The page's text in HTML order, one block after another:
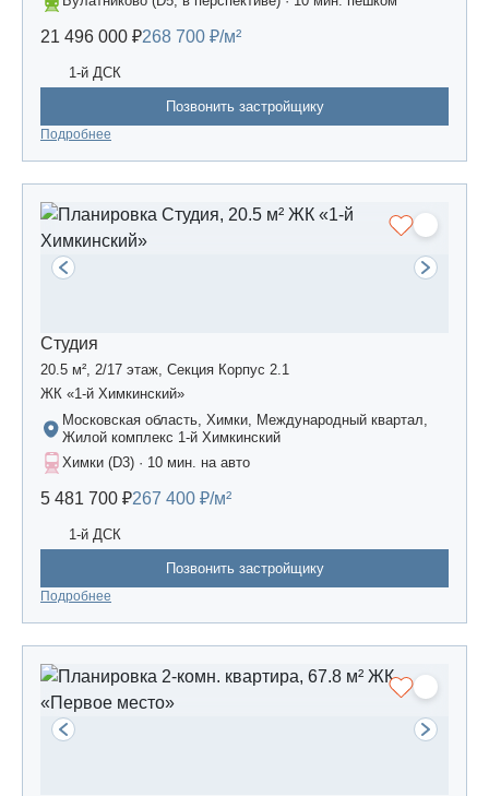
21 496 000 ₽268 700 ₽/м²
1-й ДСК
Позвонить застройщику
Подробнее
Студия
20.5 м², 2/17 этаж, Секция Корпус 2.1
ЖК «1-й Химкинский»
Московская область, Химки, Международный квартал,
Жилой комплекс 1-й Химкинский
Химки (D3) · 10 мин. на авто
5 481 700 ₽267 400 ₽/м²
1-й ДСК
Позвонить застройщику
Подробнее